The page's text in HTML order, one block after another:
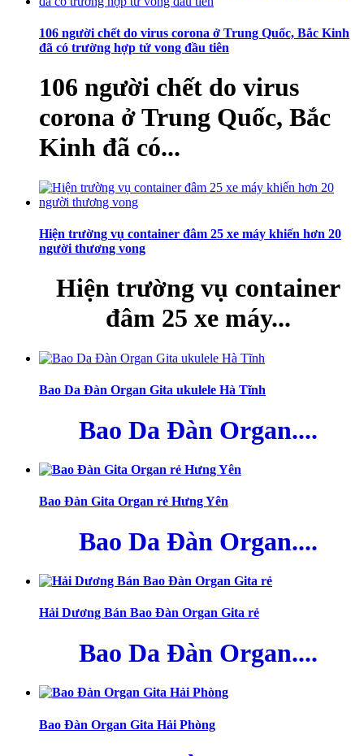
106 người chết do virus corona ở Trung Quốc, Bắc Kinh
đã có trường hợp tử vong đầu tiên
106 người chết do virus
corona ở Trung Quốc, Bắc
Kinh đã có...
Hiện trường vụ container đâm 25 xe máy khiến hơn 20
người thương vong
Hiện trường vụ container
đâm 25 xe máy...
Bao Da Đàn Organ Gita ukulele Hà Tĩnh
Bao Da Đàn Organ....
Bao Đàn Gita Organ rẻ Hưng Yên
Bao Da Đàn Organ....
Hải Dương Bán Bao Đàn Organ Gita rẻ
Bao Da Đàn Organ....
Bao Đàn Organ Gita Hải Phòng